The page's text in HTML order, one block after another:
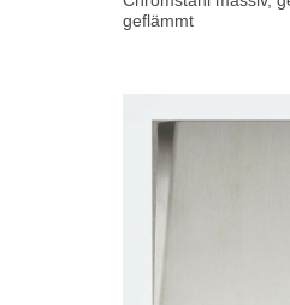
geflämmt